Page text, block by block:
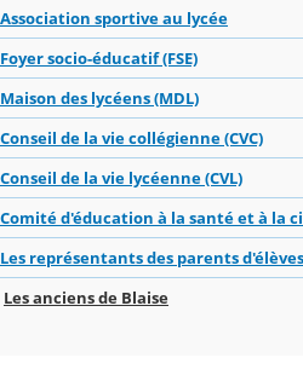
Association sportive au lycée
Foyer socio-éducatif (FSE)
Maison des lycéens (MDL)
Conseil de la vie collégienne (CVC)
Conseil de la vie lycéenne (CVL)
Comité d'éducation à la santé et à la
Les représentants des parents d'élèves
Les anciens de Blaise